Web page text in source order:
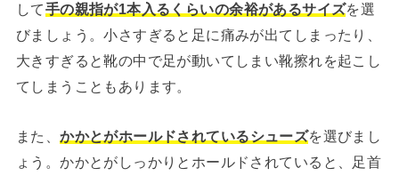
して手の親指が1本入るくらいの余裕があるサイズを選
びましょう。小さすぎると足に痛みが出てしまったり、
大きすぎると靴の中で足が動いてしまい靴擦れを起こし
てしまうこともあります。
また、かかとがホールドされているシューズを選びまし
ょう。かかとがしっかりとホールドされていると、足首